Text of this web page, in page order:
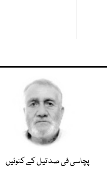
پچاسی فی صد تیل کے کنوئیں